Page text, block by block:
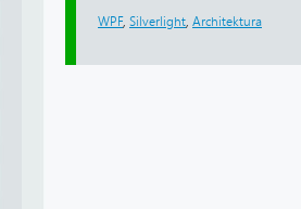
WPF, Silverlight Architektura